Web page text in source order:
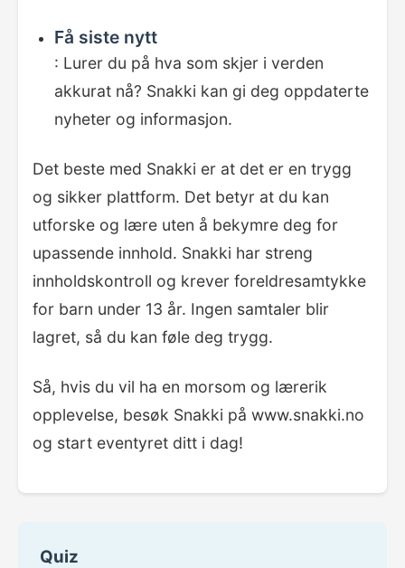
Få siste nytt
: Lurer du på hva som skjer i verden
akkurat nå? Snakki kan gi deg oppdaterte
nyheter og informasjon.
Det beste med Snakki er at det er en trygg
og sikker plattform. Det betyr at du kan
utforske og lære uten å bekymre deg for
upassende innhold. Snakki har streng
innholdskontroll og krever foreldresamtykke
for barn under 13 år. Ingen samtaler blir
lagret, så du kan føle deg trygg.
Så, hvis du vil ha en morsom og lærerik
opplevelse, besøk Snakki på www.snakki.no
og start eventyret ditt i dag!
Quiz